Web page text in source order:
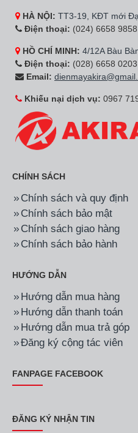
HÀ NỘI: TT3-19, KĐT mới
Điện thoại: (024) 6658 9858
HỒ CHÍ MINH: 4/12A Bàu
Điện thoại: (028) 6658 0203
Email:
Khiếu nại dịch vụ: 0967
CHÍNH SÁCH
Chính sách và quy định
Chính sách bảo mật
Chính sách giao hàng
Chính sách bảo hành
HƯỚNG DẪN
Hướng dẫn mua hàng
Hướng dẫn thanh toán
Hướng dẫn mua trả góp
Đăng ký cộng tác viên
FANPAGE FACEBOOK
ĐĂNG KÝ NHẬN TIN